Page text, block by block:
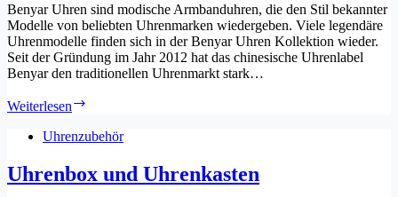
Benyar Uhren sind modische Armbanduhren, die den Stil bekannter
Modelle von beliebten Uhrenmarken wiedergeben. Viele legendäre
Uhrenmodelle finden sich in der Benyar Uhren Kollektion wieder.
Seit der Gründung im Jahr 2012 hat das chinesische Uhrenlabel
Benyar den traditionellen Uhrenmarkt stark…
Weiterlesen
Uhrenzubehör
Uhrenbox und Uhrenkasten